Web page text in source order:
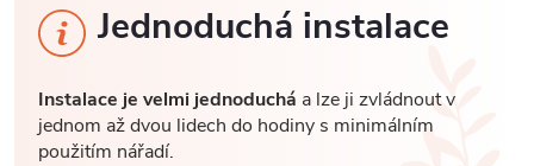
Jednoduchá instalace
Instalace je velmi jednoduchá a lze ji zvládnout v
jednom až dvou lidech do hodiny s minimálním
použitím nářadí.